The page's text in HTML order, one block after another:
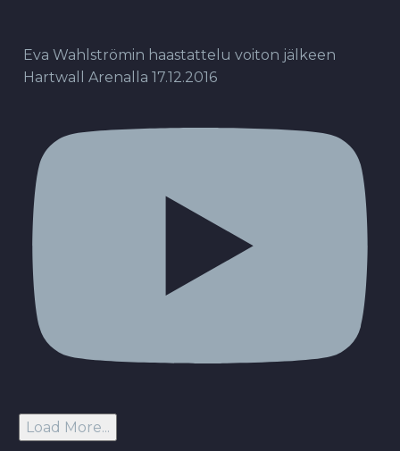
Eva Wahlströmin haastattelu voiton jälkeen
Hartwall Arenalla 17.12.2016
Load More...